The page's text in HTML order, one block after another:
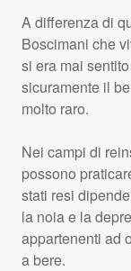
A differenza di
Boscimani che
si era mai
sicuramente il
molto raro.
Nei campi di
possono
stati resi
la noia e la
appartenenti ad
a bere.